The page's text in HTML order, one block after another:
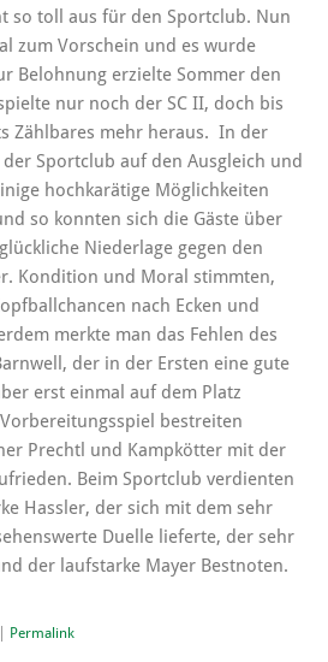
so toll aus für den Sportclub. Nun
zum Vorschein und es wurde
Belohnung erzielte Sommer den
nur noch der SC II, doch bis
Zählbares mehr heraus. In der
Sportclub auf den Ausgleich und
hochkarätige Möglichkeiten
so konnten sich die Gäste über
Niederlage gegen den
Kondition und Moral stimmten,
nach Ecken und
merkte man das Fehlen des
der in der Ersten eine gute
erst einmal auf dem Platz
bestreiten
Prechtl und Kampkötter mit der
Beim Sportclub verdienten
Hassler, der sich mit dem sehr
Duelle lieferte, der sehr
der laufstarke Mayer Bestnoten.
Permalink